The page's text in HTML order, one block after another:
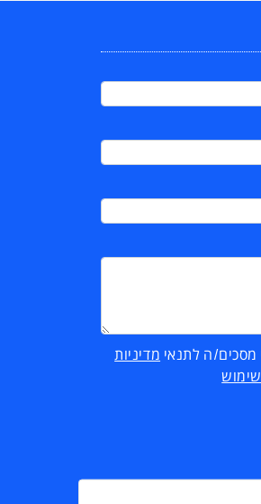
מסכים/ה לתנאי מדיניות